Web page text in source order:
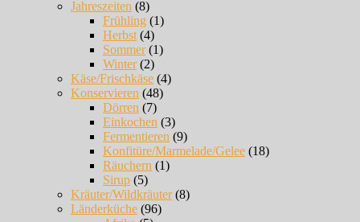
Jahreszeiten (8)
Frühling (1)
Herbst(4)
Sommer(1)
Winter(2)
Käse/Frischkäse (4)
Konservieren (48)
Dörren (7)
Einkochen (3)
Fermentieren (9)
Konfitüre/Marmelade/Gelee (18)
Räuchern (1)
Sirup (5)
Kräuter/Wildkräuter(8)
Länderküche (96)